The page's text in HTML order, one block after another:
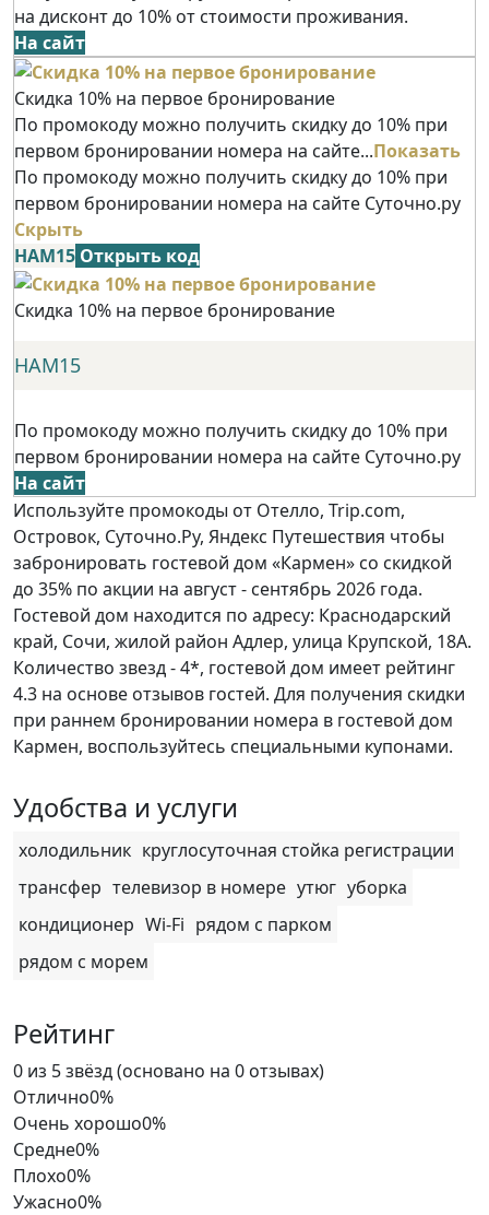
на дисконт до 10% от стоимости проживания.
На сайт
Скидка 10% на первое бронирование
По промокоду можно получить скидку до 10% при
первом бронировании номера на сайте...Показать
По промокоду можно получить скидку до 10% при
первом бронировании номера на сайте Суточно.ру
Скрыть
НАМ15 Открыть код
Скидка 10% на первое бронирование
НАМ15
По промокоду можно получить скидку до 10% при
первом бронировании номера на сайте Суточно.ру
На сайт
Используйте промокоды от Отелло, Trip.com,
Островок, Суточно.Ру, Яндекс Путешествия чтобы
забронировать гостевой дом «Кармен» со скидкой
до 35% по акции на август - сентябрь 2026 года.
Гостевой дом находится по адресу: Краснодарский
край, Сочи, жилой район Адлер, улица Крупской, 18А.
Количество звезд - 4*, гостевой дом имеет рейтинг
4.3 на основе отзывов гостей. Для получения скидки
при раннем бронировании номера в гостевой дом
Кармен, воспользуйтесь специальными купонами.
Удобства и услуги
холодильник круглосуточная стойка регистрации
трансфер телевизор в номере утюг уборка
кондиционер Wi-Fi рядом с парком
рядом с морем
Рейтинг
Rated
0
out
of
5
0 из 5 звёзд (основано на 0 отзывах)
Отлично0%
Очень хорошо0%
Средне0%
Плохо0%
Ужасно0%